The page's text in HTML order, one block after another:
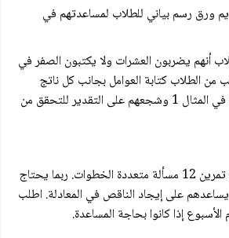
تقديم ورق رسم بياني للطلاب لمساعدتهم في
أنهم يضربون العشرات ولا يكتبون الصفر في
من الطلاب كتابة العوامل بجانب كل ناتج
ضرب، حسبما هو موضح في المثال 1 وشجعهم على التقدير للتحقق من
التفكير بطريقة تجريدية تمرين 12 مسألة متعددة الخطوات. ربما يحتاج
على إيجاد الناقص في المعادلة. اطلب
إذا كانوا بحاجة المساعدة.